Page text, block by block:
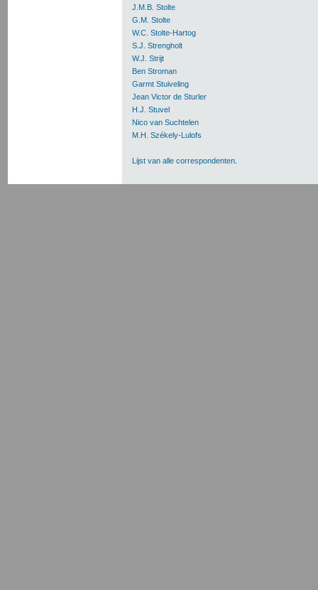
J.M.B. Stolte
G.M. Stolte
W.C. Stolte-Hartog
S.J. Strengholt
W.J. Strijt
Ben Stroman
Garmt Stuiveling
Jean Victor de Sturler
H.J. Stuvel
Nico van Suchtelen
M.H. Székely-Lulofs
Lijst van alle correspondenten